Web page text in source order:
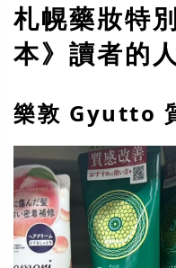
札幌藥妝特
本》讀者的
樂敦 Gyutto